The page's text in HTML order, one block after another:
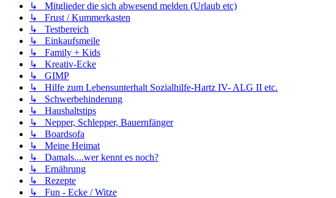
↳ Mitglieder die sich abwesend melden (Urlaub etc)
↳ Frust / Kummerkasten
↳ Testbereich
↳ Einkaufsmeile
↳ Family + Kids
↳ Kreativ-Ecke
↳ GIMP
↳ Hilfe zum Lebensunterhalt Sozialhilfe-Hartz IV- ALG II etc.
↳ Schwerbehinderung
↳ Haushaltstips
↳ Nepper, Schlepper, Bauernfänger
↳ Boardsofa
↳ Meine Heimat
↳ Damals....wer kennt es noch?
↳ Ernährung
↳ Rezepte
↳ Fun - Ecke / Witze